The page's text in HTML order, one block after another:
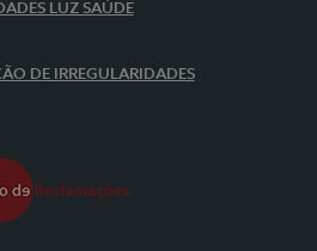
LUZ SAÚDE
DE IRREGULARIDADES